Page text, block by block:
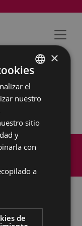
legal
BASQUE
SPANISH
×
el
nuestro
sitio
y
con
a
de